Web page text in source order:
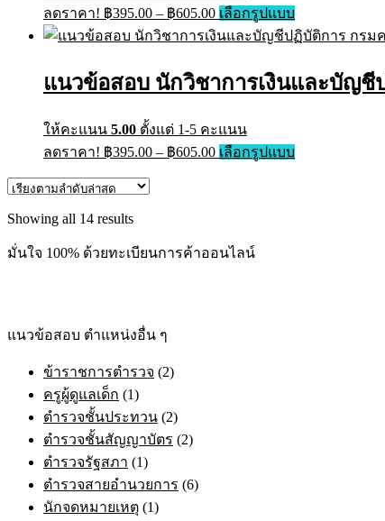
chosen
on
page
ลดราคา! ฿395.00 – ฿605.00Price
range:
฿395.00
฿605.00
เลือกรูปแบบThis
product
has
variants.
The
chosen
แนวข้อสอบ นักวิชาการเงินและบัญ
ให้คะแนน 5.00 ตั้งแต่ 1-5 คะแนน
ลดราคา! ฿395.00 – ฿605.00Price
range:
เลือกรูปแบบThis
product
Showing all 14 resultsSorted
latest
มั่นใจ 100% ด้วยทะเบียนการค้าออนไลน์
แนวข้อสอบ ตำแหน่งอื่น ๆ
ข้าราชการตำรวจ (2)
ครูผู้ดูแลเด็ก (1)
ตำรวจชั้นประทวน (2)
ตำรวจชั้นสัญญาบัตร (2)
ตำรวจรัฐสภา (1)
ตำรวจสายอำนวยการ (6)
นักจดหมายเหตุ (1)